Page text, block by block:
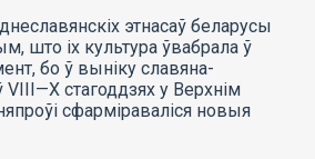
этнасаў беларусы
што іх культура ўвабрала ў
бо ў выніку славяна-
VIII—X стагоддзях у Верхнім
сфарміраваліся новыя